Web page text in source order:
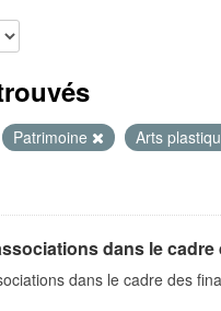
Patrimoine
Arts
dans le
dans le cadre des